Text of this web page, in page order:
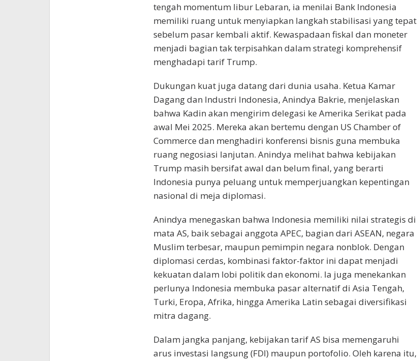
tengah momentum libur Lebaran, ia menilai Bank Indonesia
memiliki ruang untuk menyiapkan langkah stabilisasi yang tepat
sebelum pasar kembali aktif. Kewaspadaan fiskal dan moneter
menjadi bagian tak terpisahkan dalam strategi komprehensif
menghadapi tarif Trump.
Dukungan kuat juga datang dari dunia usaha. Ketua Kamar
Dagang dan Industri Indonesia, Anindya Bakrie, menjelaskan
bahwa Kadin akan mengirim delegasi ke Amerika Serikat pada
awal Mei 2025. Mereka akan bertemu dengan US Chamber of
Commerce dan menghadiri konferensi bisnis guna membuka
ruang negosiasi lanjutan. Anindya melihat bahwa kebijakan
Trump masih bersifat awal dan belum final, yang berarti
Indonesia punya peluang untuk memperjuangkan kepentingan
nasional di meja diplomasi.
Anindya menegaskan bahwa Indonesia memiliki nilai strategis di
mata AS, baik sebagai anggota APEC, bagian dari ASEAN, negara
Muslim terbesar, maupun pemimpin negara nonblok. Dengan
diplomasi cerdas, kombinasi faktor-faktor ini dapat menjadi
kekuatan dalam lobi politik dan ekonomi. Ia juga menekankan
perlunya Indonesia membuka pasar alternatif di Asia Tengah,
Turki, Eropa, Afrika, hingga Amerika Latin sebagai diversifikasi
mitra dagang.
Dalam jangka panjang, kebijakan tarif AS bisa memengaruhi
arus investasi langsung (FDI) maupun portofolio. Oleh karena itu,